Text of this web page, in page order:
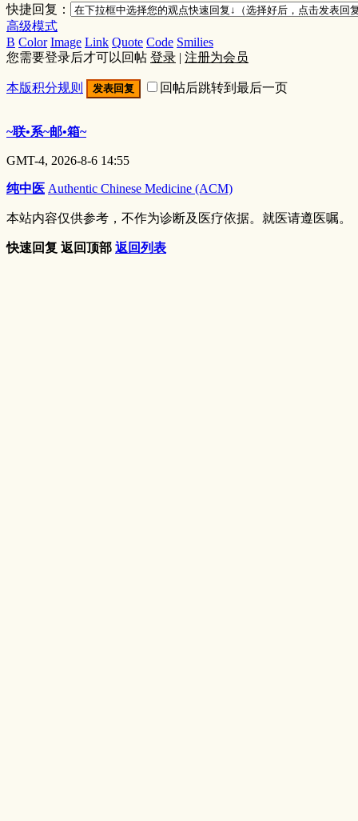
快捷回复：
高级模式
B Color Image Link Quote Code Smilies
您需要登录后才可以回帖 登录 | 注册为会员
本版积分规则 发表回复 回帖后跳转到最后一页
~联•系~邮•箱~
GMT-4, 2026-8-6 14:55
纯中医 Authentic Chinese Medicine (ACM)
本站内容仅供参考，不作为诊断及医疗依据。就医请遵医嘱。
快速回复 返回顶部 返回列表